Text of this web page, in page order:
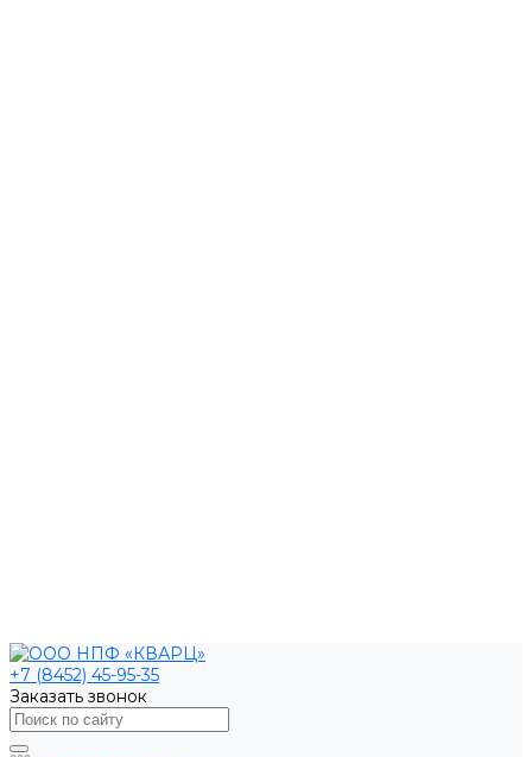
+7 (8452) 45-95-35
Заказать звонок